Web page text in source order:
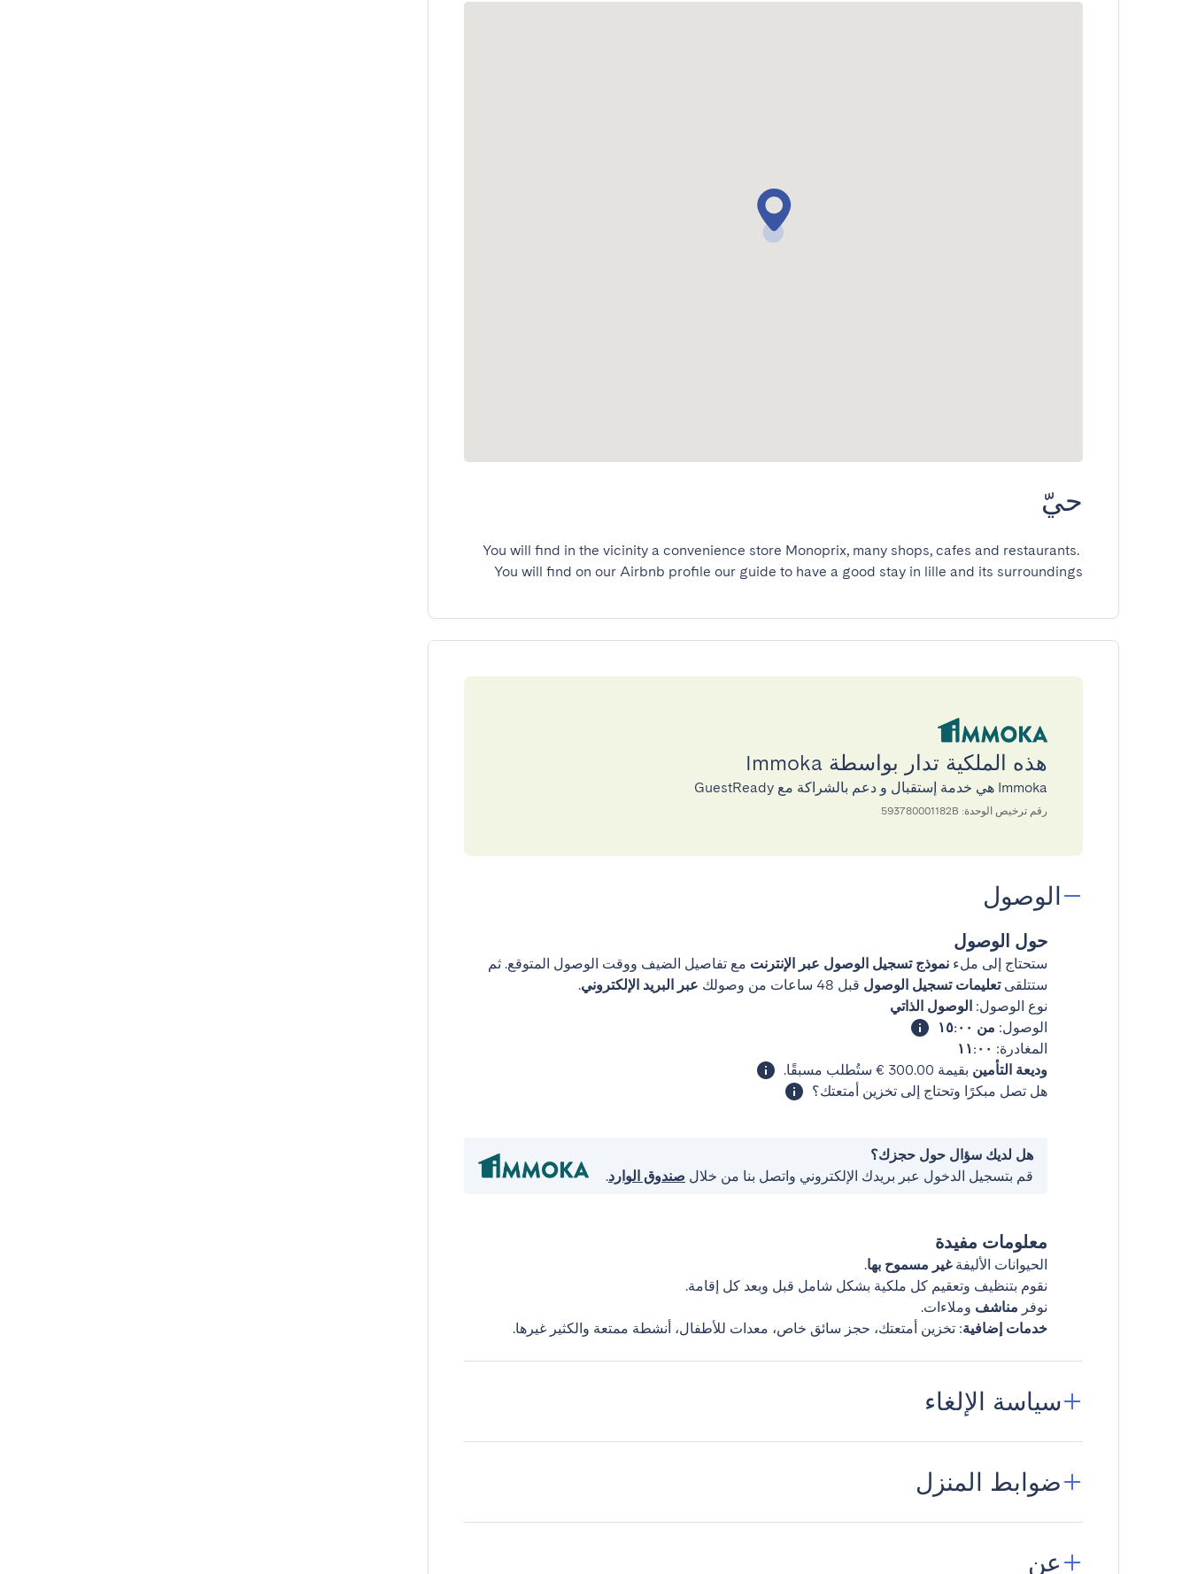
حيّ
You will find in the vicinity a convenience store Monoprix, many shops, cafes and restaurants.
You will find on our Airbnb profile our guide to have a good stay in lille and its surroundings
هذه الملكية تدار بواسطة Immoka
Immoka هي خدمة إستقبال و دعم بالشراكة مع GuestReady
رقم ترخيص الوحدة: 593780001182B
الوصول
حول الوصول
ستحتاج إلى ملء نموذج تسجيل الوصول عبر الإنترنت مع تفاصيل الضيف ووقت الوصول المتوقع. ثم
ستتلقىتعليمات تسجيل الوصول قبل 48 ساعات من وصولك عبر البريد الإلكتروني.
نوع الوصول: الوصول الذاتي
الوصول: من ١٥:٠٠
المغادرة: ١١:٠٠
وديعة التأمين بقيمة ‏300.00 € ستُطلب مسبقًا.
هل تصل مبكرًا وتحتاج إلى تخزين أمتعتك؟
هل لديك سؤال حول حجزك؟
قم بتسجيل الدخول عبر بريدك الإلكتروني واتصل بنا من خلال صندوق الوارد.
معلومات مفيدة
الحيوانات الأليفةغير مسموح بها.
نقوم بتنظيف وتعقيم كل ملكية بشكل شامل قبل وبعد كل إقامة.
نوفر مناشف وملاءات.
خدمات إضافية: تخزين أمتعتك، حجز سائق خاص، معدات للأطفال، أنشطة ممتعة والكثير غيرها.
سياسة الإلغاء
ضوابط المنزل
عن